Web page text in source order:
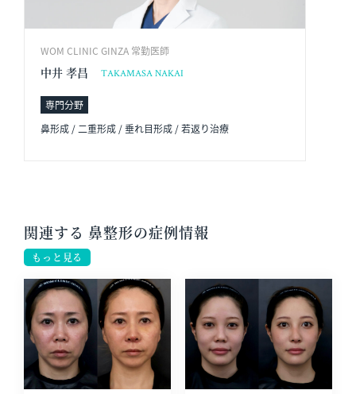
WOM CLINIC GINZA 常勤医師
中井 孝昌 TAKAMASA NAKAI
専門分野
鼻形成 / 二重形成 / 垂れ目形成 / 若返り治療
関連する 鼻整形の症例情報
もっと見る